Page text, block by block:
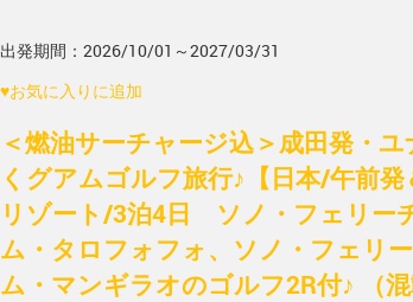
出発期間：2026/10/01～2027/03/31
♥お気に入りに追加
＜燃油サーチャージ込＞成田発・
くグアムゴルフ旅行♪【日本/午前
リゾート/3泊4日 ソノ・フェリー
ム・タロフォフォ、ソノ・フェリ
ム・マンギラオのゴルフ2R付♪ （混